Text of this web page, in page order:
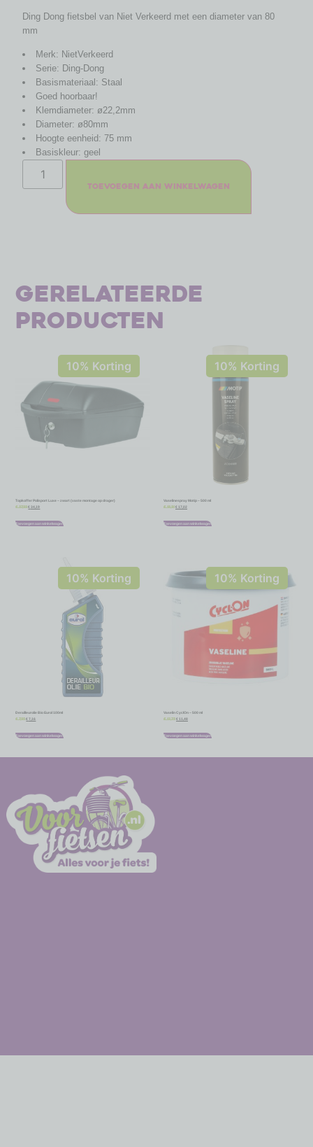
Ding Dong fietsbel van Niet Verkeerd met een diameter van 80
mm
Merk: NietVerkeerd
Serie: Ding-Dong
Basismateriaal: Staal
Goed hoorbaar!
Klemdiameter: ø22,2mm
Diameter: ø80mm
Hoogte eenheid: 75 mm
Basiskleur: geel
Toevoegen aan winkelwagen
Gerelateerde
producten
10% Korting
Topkoffer Polisport Luxe – zwart (vaste montage op drager)
€37,99 €34,19
Toevoegen aan winkelwagen
10% Korting
Vaselinespray Motip – 500 ml
18,91 €17,02
Toevoegen aan winkelwagen
10% Korting
Derailleurolie Bio Eurol 100ml
€7,95 €7,16
Toevoegen aan winkelwagen
10% Korting
Vaselin CyclOn – 500 ml
12,75 €11,48
Toevoegen aan winkelwagen